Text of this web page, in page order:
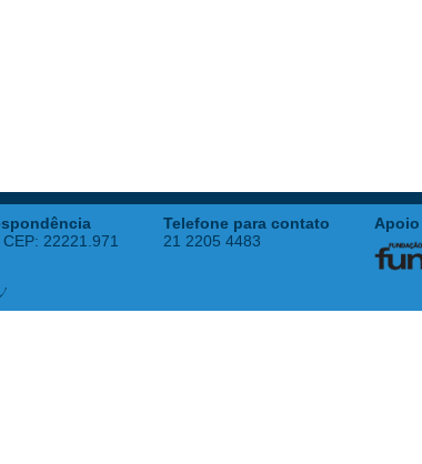
22221.971
Telefone para contato
21 2205 4483
Apoio